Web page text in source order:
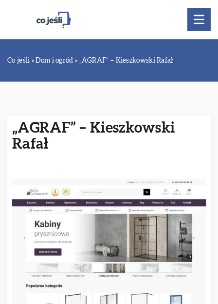
Co jeśli »Dom i ogród » „AGRAF” – Kieszkowski Rafał
„AGRAF” – Kieszkowski
Rafał